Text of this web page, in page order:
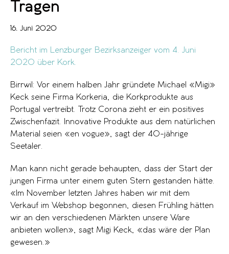
Tragen
16. Juni 2020
Bericht im Lenzburger Bezirksanzeiger vom 4. Juni
2020 über Kork.
Birrwil: Vor einem halben Jahr gründete Michael «Migi»
Keck seine Firma Korkeria, die Korkprodukte aus
Portugal vertreibt. Trotz Corona zieht er ein positives
Zwischenfazit. Innovative Produkte aus dem natürlichen
Material seien «en vogue», sagt der 40-jährige
Seetaler.
Man kann nicht gerade behaupten, dass der Start der
jungen Firma unter einem guten Stern gestanden hätte.
«Im November letzten Jahres haben wir mit dem
Verkauf im Webshop begonnen, diesen Frühling hätten
wir an den verschiedenen Märkten unsere Ware
anbieten wollen», sagt Migi Keck, «das wäre der Plan
gewesen.»